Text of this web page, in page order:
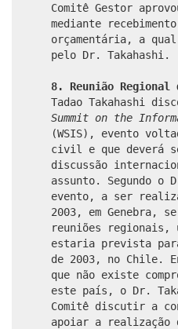
Comitê Gestor
mediante
orçamentária, a
pelo Dr. Takahashi.
8. Reunião Regional
Tadao Takahashi
Summit on the
(WSIS), evento
civil e que deverá
discussão
assunto. Segundo o
evento, a ser
2003, em Genebra,
reuniões regionais,
estaria prevista
de 2003, no Chile.
que não existe
este país, o Dr.
Comitê discutir a
apoiar a realização